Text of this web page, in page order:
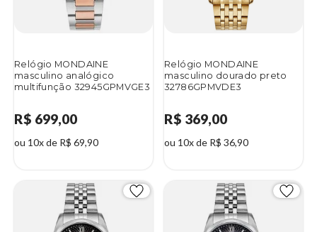
Relógio MONDAINE
masculino analógico
multifunção 32945GPMVGE3
R$ 699,00
ou 10x de R$ 69,90
Relógio MONDAINE
masculino dourado preto
32786GPMVDE3
R$ 369,00
ou 10x de R$ 36,90